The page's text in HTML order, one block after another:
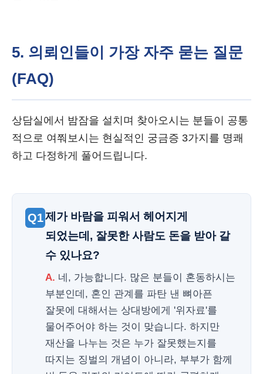
5. 의뢰인들이 가장 자주 묻는 질문
(FAQ)
상담실에서 밤잠을 설치며 찾아오시는 분들이 공통
적으로 여쭤보시는 현실적인 궁금증 3가지를 명쾌
하고 다정하게 풀어드립니다.
Q1제가 바람을 피워서 헤어지게
되었는데, 잘못한 사람도 돈을 받아 갈
수 있나요?
A. 네, 가능합니다. 많은 분들이 혼동하시는
부분인데, 혼인 관계를 파탄 낸 뼈아픈
잘못에 대해서는 상대방에게 '위자료'를
물어주어야 하는 것이 맞습니다. 하지만
재산을 나누는 것은 누가 잘못했는지를
따지는 징벌의 개념이 아니라, 부부가 함께